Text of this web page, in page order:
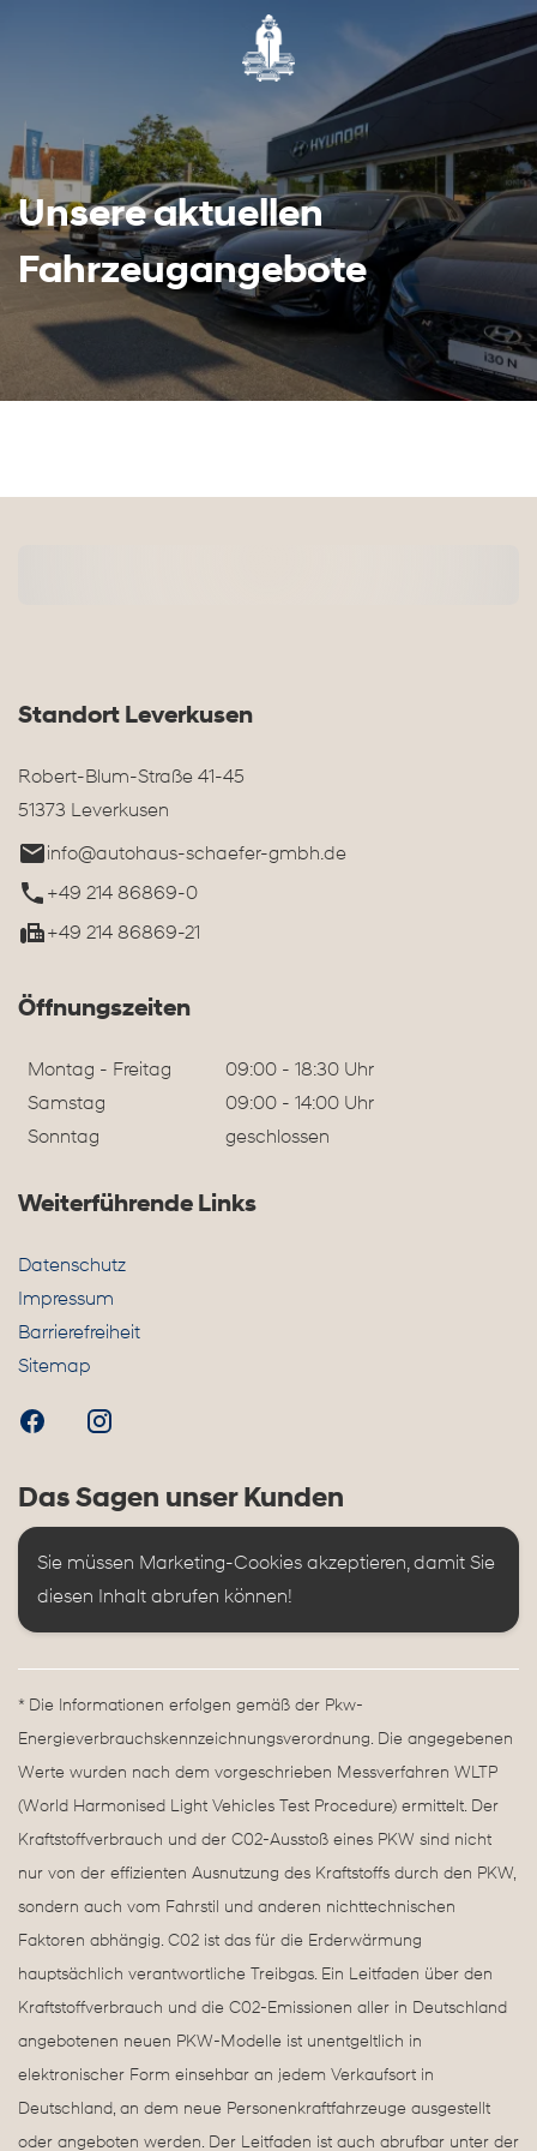
Unsere aktuellen
Fahrzeugangebote
Standort Leverkusen
Robert-Blum-Straße 41-45
51373 Leverkusen
info@autohaus-schaefer-gmbh.de
+49 214 86869-0
+49 214 86869-21
Öffnungszeiten
Montag - Freitag
09:00 - 18:30 Uhr
Samstag
09:00 - 14:00 Uhr
Sonntag
geschlossen
Weiterführende Links
Datenschutz
Impressum
Barrierefreiheit
Sitemap
Das Sagen unser Kunden
Sie müssen Marketing-Cookies akzeptieren, damit Sie
diesen Inhalt abrufen können!
* Die Informationen erfolgen gemäß der Pkw-
Energieverbrauchskennzeichnungsverordnung. Die angegebenen
Werte wurden nach dem vorgeschrieben Messverfahren WLTP
(World Harmonised Light Vehicles Test Procedure) ermittelt. Der
Kraftstoffverbrauch und der C02-Ausstoß eines PKW sind nicht
nur von der effizienten Ausnutzung des Kraftstoffs durch den PKW,
sondern auch vom Fahrstil und anderen nichttechnischen
Faktoren abhängig. C02 ist das für die Erderwärmung
hauptsächlich verantwortliche Treibgas. Ein Leitfaden über den
Kraftstoffverbrauch und die C02-Emissionen aller in Deutschland
angebotenen neuen PKW-Modelle ist unentgeltlich in
elektronischer Form einsehbar an jedem Verkaufsort in
Deutschland, an dem neue Personenkraftfahrzeuge ausgestellt
oder angeboten werden. Der Leitfaden ist auch abrufbar unter der